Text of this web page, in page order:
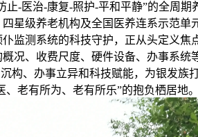
止-医治-康复-照护-平和平静”的全周期
星级养老机构及全国医养连系示范单
监测系统的科技守护，正从头定义焦
况、收费尺度、硬件设备、办事系统
构、办事立异和科技赋能，为银发族
、老有所为、老有所乐”的抱负栖居地。